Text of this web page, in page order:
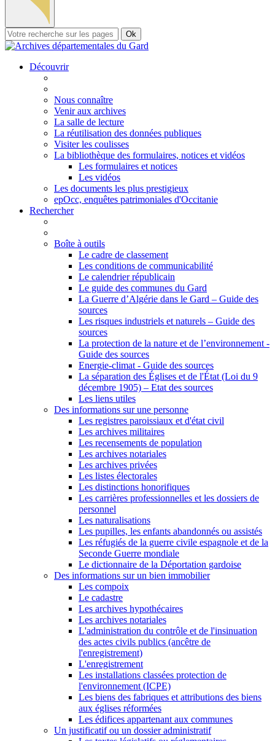
Ok
Découvrir
Nous connaître
Venir aux archives
La salle de lecture
La réutilisation des données publiques
Visiter les coulisses
La bibliothèque des formulaires, notices et vidéos
Les formulaires et notices
Les vidéos
Les documents les plus prestigieux
epOcc, enquêtes patrimoniales d'Occitanie
Rechercher
Boîte à outils
Le cadre de classement
Les conditions de communicabilité
Le calendrier républicain
Le guide des communes du Gard
La Guerre d’Algérie dans le Gard – Guide des
sources
Les risques industriels et naturels – Guide des
sources
La protection de la nature et de l’environnement -
Guide des sources
Energie-climat - Guide des sources
La séparation des Églises et de l'État (Loi du 9
décembre 1905) – Etat des sources
Les liens utiles
Des informations sur une personne
Les registres paroissiaux et d'état civil
Les archives militaires
Les recensements de population
Les archives notariales
Les archives privées
Les listes électorales
Les distinctions honorifiques
Les carrières professionnelles et les dossiers de
personnel
Les naturalisations
Les pupilles, les enfants abandonnés ou assistés
Les réfugiés de la guerre civile espagnole et de la
Seconde Guerre mondiale
Le dictionnaire de la Déportation gardoise
Des informations sur un bien immobilier
Les compoix
Le cadastre
Les archives hypothécaires
Les archives notariales
L'administration du contrôle et de l'insinuation
des actes civils publics (ancêtre de
l'enregistrement)
L'enregistrement
Les installations classées protection de
l'environnement (ICPE)
Les biens des fabriques et attributions des biens
aux églises réformées
Les édifices appartenant aux communes
Un justificatif ou un dossier administratif